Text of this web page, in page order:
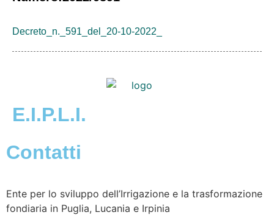
Decreto_n._591_del_20-10-2022_
E.I.P.L.I.
Contatti
Ente per lo sviluppo dell’Irrigazione e la trasformazione
fondiaria in Puglia, Lucania e Irpinia